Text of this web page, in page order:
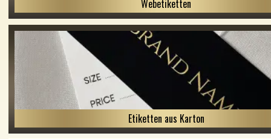
Webetiketten
Etiketten aus Karton